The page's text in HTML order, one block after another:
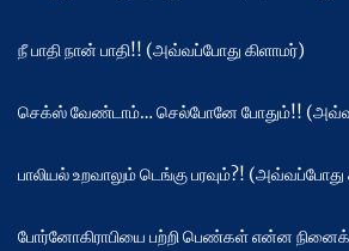
நீ பாதி நான் பாதி!! (அவ்வப்போது கிளாமர்)
செக்ஸ் வேண்டாம்… செல்போனே போதும்!!
பாலியல் உறவாலும் டெங்கு பரவும்?! (அவ்வப்போது
போர்னோகிராபியை பற்றி பெண்கள் என்ன